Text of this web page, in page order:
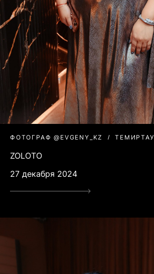
ФОТОГРАФ @EVGENY_KZ ТЕМИРТАУ
ZOLOTO
27 декабря 2024